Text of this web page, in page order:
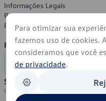
Informações Legais
Política de Privacidade
Política de Cookies
Formas de Pagamento
Segurança
Para otimizar sua
fazemos uso de cookies.
consideramos que você
de privacidade.